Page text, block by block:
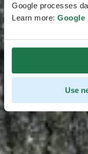
Google processes
Learn more: Google
Use